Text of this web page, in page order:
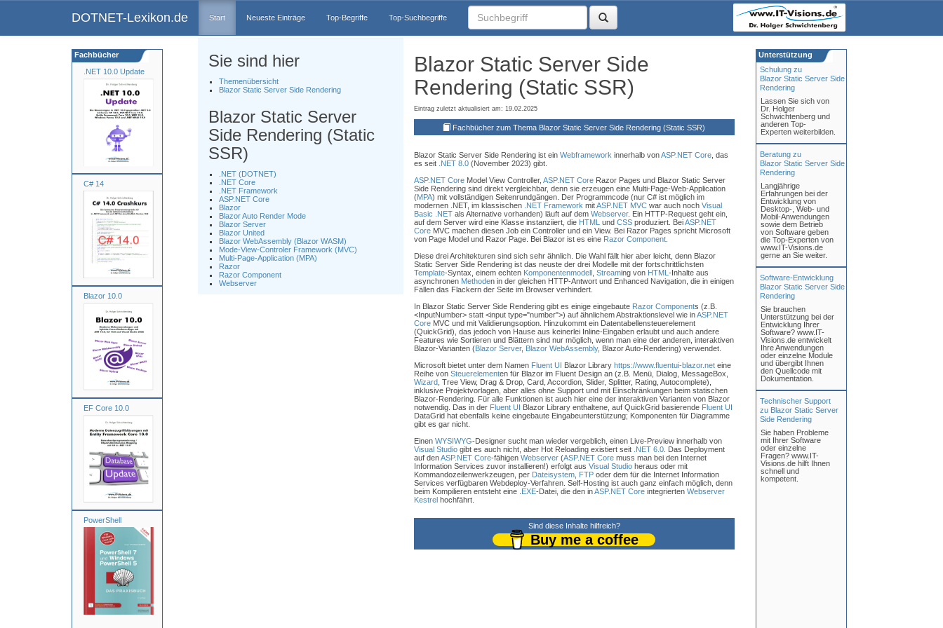
DOTNET-Lexikon.de Start Neueste Einträge Top-Begriffe Top-Suchbegriffe
.NET 10.0 Update
C# 14
Blazor 10.0
EF Core 10.0
PowerShell
Fachbücher Sie sind hier
Themenübersicht
Blazor Static Server Side Rendering
Blazor Static Server
Side Rendering (Static
SSR)
.NET (DOTNET)
.NET Core
.NET Framework
ASP.NET Core
Blazor
Blazor Auto Render Mode
Blazor Server
Blazor United
Blazor WebAssembly (Blazor WASM)
Mode-View-Controler Framework (MVC)
Multi-Page-Application (MPA)
Razor
Razor Component
Webserver
Blazor Static Server Side
Rendering (Static SSR)
Eintrag zuletzt aktualisiert am: 19.02.2025
Fachbücher zum Thema Blazor Static Server Side Rendering (Static SSR)
Blazor Static Server Side Rendering ist ein Webframework innerhalb vonASP.NET Core, das
es seit .NET 8.0(November 2023) gibt.
ASP.NET CoreModel View Controller, ASP.NET CoreRazor Pages und Blazor Static Server
Side Rendering sind direkt vergleichbar, denn sie erzeugen eine Multi-Page-Web-Application
(MPA) mit vollständigen Seitenrundgängen. Der Programmcode (nur C# ist möglich im
modernen .NET, im klassischen .NET Framework mitASP.NET MVCwar auch noch Visual
Basic .NETals Alternative vorhanden) läuft auf dem Webserver. Ein HTTP-Request geht ein,
auf dem Server wird eine Klasse instanziiert, die HTML und CSSproduziert. BeiASP.NET
CoreMVC machen diesen Job ein Controller und ein View. Bei Razor Pages spricht Microsoft
von Page Model und Razor Page. Bei Blazor ist es eine Razor Component.
Diese drei Architekturen sind sich sehr ähnlich. Die Wahl fällt hier aber leicht, denn Blazor
Static Server Side Rendering ist das neuste der drei Modelle mit der fortschrittlichsten
Template-Syntax, einem echten Komponentenmodell, Streaming von HTML -Inhalte aus
asynchronen Methoden in der gleichen HTTP-Antwort und Enhanced Navigation, die in einigen
Fällen das Flackern der Seite im Browser verhindert.
In Blazor Static Server Side Rendering gibt es einige eingebaute Razor Components (z.B.
<InputNumber> statt <input type="number">) auf ähnlichem Abstraktionslevel wie inASP.NET
CoreMVC und mit Validierungsoption. Hinzukommt ein Datentabellensteuerelement
(QuickGrid), das jedoch von Hause aus keinerlei Inline-Eingaben erlaubt und auch andere
Features wie Sortieren und Blättern sind nur möglich, wenn man eine der anderen, interaktiven
Blazor-Varianten (Blazor Server, Blazor WebAssembly, Blazor Auto-Rendering) verwendet.
Microsoft bietet unter dem Namen Fluent UI Blazor Library https://www.fluentui-blazor.neteine
Reihe von Steuerelementen für Blazor im Fluent Design an (z.B. Menü, Dialog, MessageBox,
Wizard, Tree View, Drag & Drop, Card, Accordion, Slider, Splitter, Rating, Autocomplete),
inklusive Projektvorlagen, aber alles ohne Support und mit Einschränkungen beim statischen
Blazor-Rendering. Für alle Funktionen ist auch hier eine der interaktiven Varianten von Blazor
notwendig. Das in der Fluent UI Blazor Library enthaltene, auf QuickGrid basierende Fluent UI
DataGrid hat ebenfalls keine eingebaute Eingabeunterstützung; Komponenten für Diagramme
gibt es gar nicht.
Einen WYSIWYG-Designer sucht man wieder vergeblich, einen Live-Preview innerhalb von
Visual Studiogibt es auch nicht, aber Hot Reloading existiert seit .NET 6.0. Das Deployment
auf denASP.NET Core-fähigen Webserver(ASP.NET Coremuss man bei den Internet
Information Services zuvor installieren!) erfolgt aus Visual Studioheraus oder mit
Kommandozeilenwerkzeugen, per Dateisystem, FTPoder dem für die Internet Information
Services verfügbaren Webdeploy-Verfahren. Self-Hosting ist auch ganz einfach möglich, denn
beim Kompilieren entsteht eine . EXE-Datei, die den inASP.NET Coreintegrierten Webserver
Kestrelhochfährt.
Sind diese Inhalte hilfreich?
Buy me a coffee
Schulung zu
Blazor Static Server Side
Rendering
Lassen Sie sich von
Dr. Holger
Schwichtenberg und
anderen Top-
Experten weiterbilden.
Beratung zu
Blazor Static Server Side
Rendering
Langjährige
Erfahrungen bei der
Entwicklung von
Desktop-, Web- und
Mobil-Anwendungen
sowie dem Betrieb
von Software geben
die Top-Experten von
www.IT-Visions.de
gerne an Sie weiter.
Software-Entwicklung
Blazor Static Server Side
Rendering
Sie brauchen
Unterstützung bei der
Entwicklung Ihrer
Software? www.IT-
Visions.de entwickelt
Ihre Anwendungen
oder einzelne Module
und übergibt Ihnen
den Quellcode mit
Dokumentation.
Technischer Support
zu Blazor Static Server
Side Rendering
Sie haben Probleme
mit Ihrer Software
oder einzelne
Fragen? www.IT-
Visions.de hilft Ihnen
schnell und
kompetent.
Unterstützung